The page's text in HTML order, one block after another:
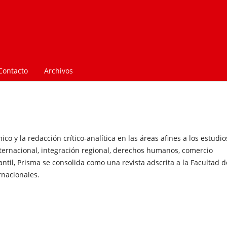
Archivos
y la redacción crítico-analítica en las áreas afines a los
integración regional, derechos humanos, comercio
Prisma se consolida como una revista adscrita a la Facultad